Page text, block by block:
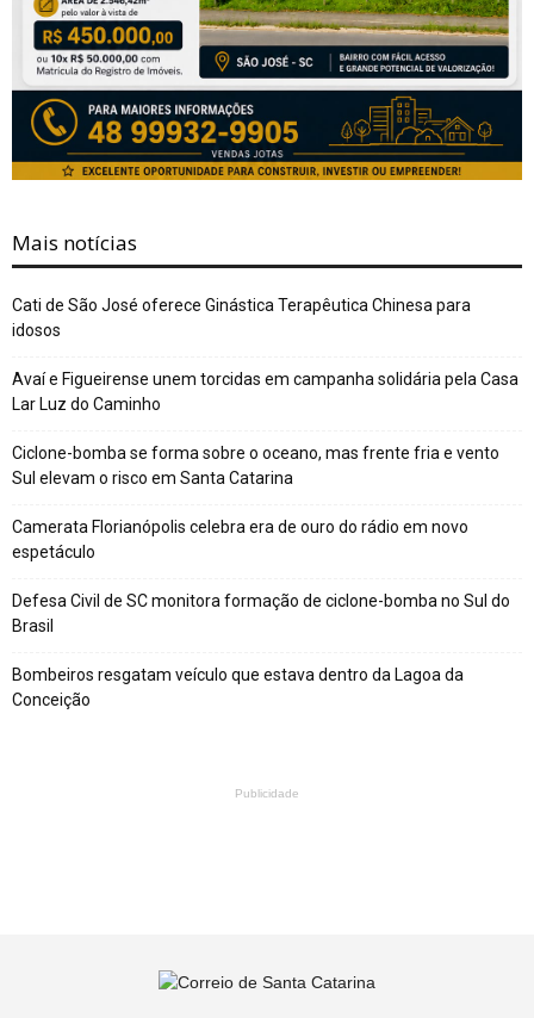
Mais notícias
Cati de São José oferece Ginástica Terapêutica Chinesa para
idosos
Avaí e Figueirense unem torcidas em campanha solidária pela Casa
Lar Luz do Caminho
Ciclone-bomba se forma sobre o oceano, mas frente fria e vento
Sul elevam o risco em Santa Catarina
Camerata Florianópolis celebra era de ouro do rádio em novo
espetáculo
Defesa Civil de SC monitora formação de ciclone-bomba no Sul do
Brasil
Bombeiros resgatam veículo que estava dentro da Lagoa da
Conceição
Publicidade